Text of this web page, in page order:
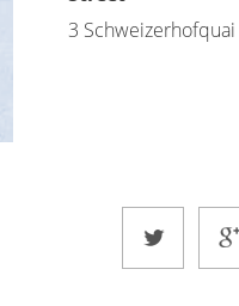
3 Schweizerhofquai